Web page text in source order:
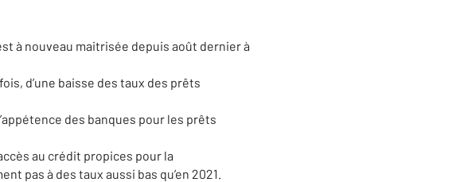
à nouveau maitrisée depuis août dernier à
d’une baisse des taux des prêts
des banques pour les prêts
au crédit propices pour la
pas à des taux aussi bas qu’en 2021.